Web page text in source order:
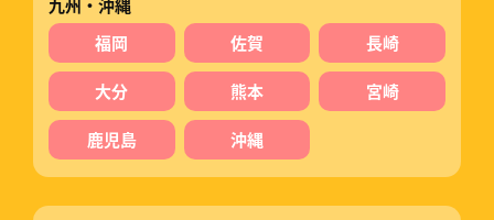
福岡
佐賀 長崎
大分 熊本 宮崎
鹿児島 沖縄